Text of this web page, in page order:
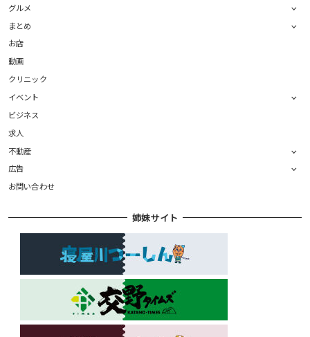
グルメ
まとめ
お店
動画
クリニック
イベント
ビジネス
求人
不動産
広告
お問い合わせ
姉妹サイト